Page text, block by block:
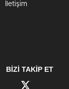
İletişim
BİZİ TAKİP ET